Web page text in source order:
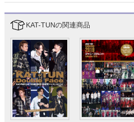
KAT-TUNの関連商品